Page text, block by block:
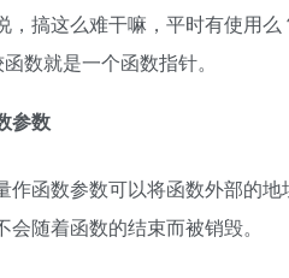
，搞这么难干嘛，平时有使用
数就是一个函数指针。
参数
作函数参数可以将函数外部的
会随着函数的结束而被销毁。